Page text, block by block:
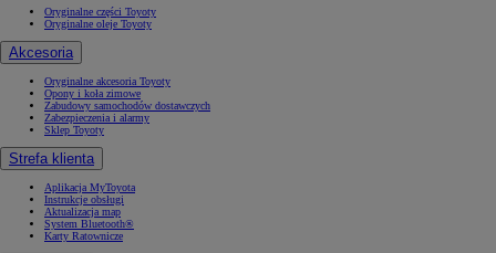
Oryginalne części Toyoty
Oryginalne oleje Toyoty
Akcesoria
Oryginalne akcesoria Toyoty
Opony i koła zimowe
Zabudowy samochodów dostawczych
Zabezpieczenia i alarmy
Sklep Toyoty
Strefa klienta
Aplikacja MyToyota
Instrukcje obsługi
Aktualizacja map
System Bluetooth®
Karty Ratownicze